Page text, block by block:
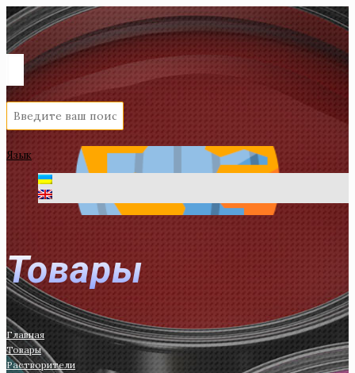
Язык
Товары
Главная
Товары
Растворители